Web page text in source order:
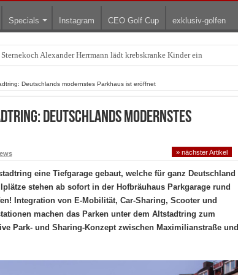
Specials Instagram CEO Golf Cup exklusiv-golfen
zum Treffpunkt der Lingerie-Branche wurde
Deutschlands modernstes Parkhaus ist eröffnet
Deutschlands modernstes
» nächster Artikel
eine Tiefgarage gebaut, welche für ganz Deutschland
stehen ab sofort in der Hofbräuhaus Parkgarage rund
Integration von E-Mobilität, Car-Sharing, Scooter und
machen das Parken unter dem Altstadtring zum
Park- und Sharing-Konzept zwischen Maximilianstraße und